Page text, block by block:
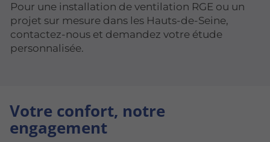
Pour une installation de ventilation RGE ou un
projet sur mesure dans les Hauts-de-Seine,
contactez-nous et demandez votre étude
personnalisée.
Votre confort, notre
engagement